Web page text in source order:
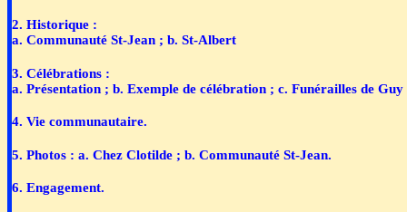
2. Historique :
a. Communauté St-Jean ; b. St-Albert
3. Célébrations :
a. Présentation ; b. Exemple de célébration ; c. Funérailles de
4. Vie communautaire.
5. Photos : a. Chez Clotilde ; b. Communauté St-Jean.
6. Engagement.